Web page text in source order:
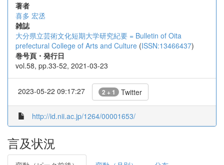
著者
喜多 宏丞
雑誌
大分県立芸術文化短期大学研究紀要 = Bulletin of Oita
prefectural College of Arts and Culture (ISSN:13466437)
巻号頁・発行日
vol.58, pp.33-52, 2021-03-23
2023-05-22 09:17:27 2 + 1 Twitter
http://id.nii.ac.jp/1264/00001653/
言及状況